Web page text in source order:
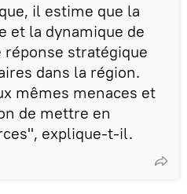
il estime que la
et la dynamique de
réponse stratégique
dans la région.
mêmes menaces et
de mettre en
explique-t-il.